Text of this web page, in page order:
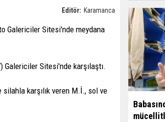
Editör: Karamanca
Galericiler Sitesi'nde meydana
Sitesi'nde karşılaştı.
karşılık veren M.İ., sol ve